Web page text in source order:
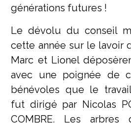
générations futures !
Le dévolu du conseil
cette année sur le lavoir
Marc et Lionel
avec une poignée de
bénévoles que le
fut dirigé par Nicolas
COMBRE. Les